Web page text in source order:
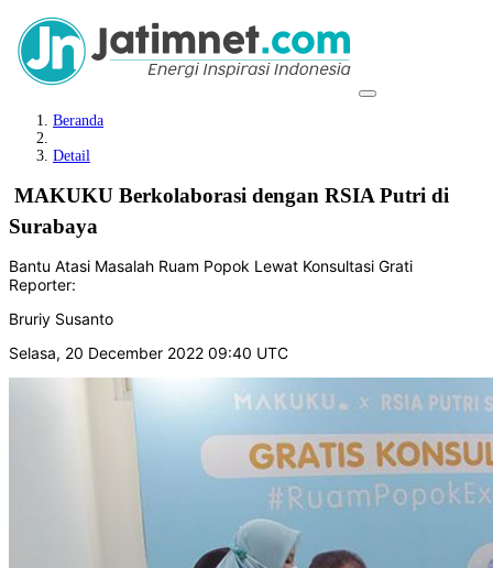
Beranda
Detail
MAKUKU Berkolaborasi dengan RSIA Putri di
Surabaya
Bantu Atasi Masalah Ruam Popok Lewat Konsultasi Grati
Reporter:
Bruriy Susanto
Selasa, 20 December 2022 09:40 UTC